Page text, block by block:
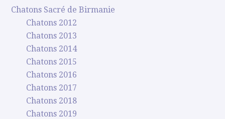
Chatons Sacré de Birmanie
Chatons 2012
Chatons 2013
Chatons 2014
Chatons 2015
Chatons 2016
Chatons 2017
Chatons 2018
Chatons 2019